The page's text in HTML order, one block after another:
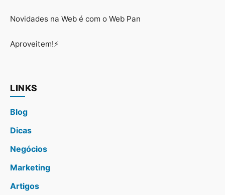
Novidades na Web é com o Web Pan
Aproveitem!⚡
LINKS
Blog
Dicas
Negócios
Marketing
Artigos